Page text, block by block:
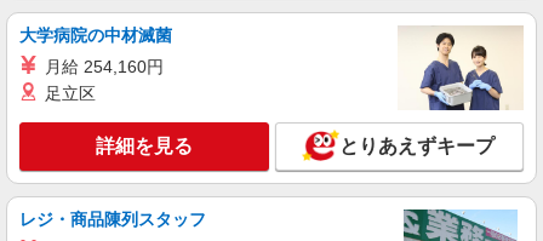
時給1650円〜2312円 ＜日払い有/週払い有/交
通費全支給(ガソリン代含む)＞
キープ 詳細を見る
株式会社kotrio /●YK-S-2023141
≪鹿島田駅≫無資格・未経験OKの看護助手！
大学病院の中材滅菌
月給 254,160円
足立区
詳細を見る とりあえずキープ
レジ・商品陳列スタッフ